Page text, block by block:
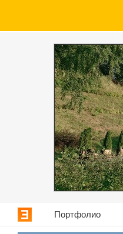
Портфолио